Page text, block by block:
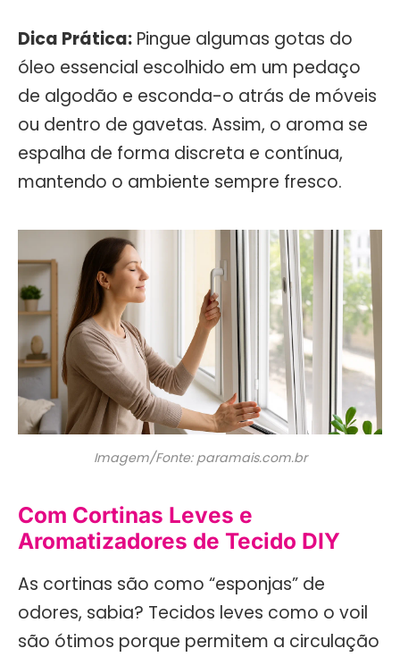
Dica Prática: Pingue algumas gotas do
óleo essencial escolhido em um pedaço
de algodão e esconda-o atrás de móveis
ou dentro de gavetas. Assim, o aroma se
espalha de forma discreta e contínua,
mantendo o ambiente sempre fresco.
Imagem/Fonte: paramais.com.br
Com Cortinas Leves e
Aromatizadores de Tecido DIY
As cortinas são como “esponjas” de
odores, sabia? Tecidos leves como o voil
são ótimos porque permitem a circulação